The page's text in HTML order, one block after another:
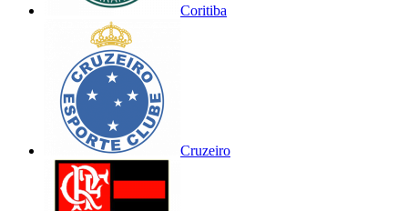
Coritiba
Cruzeiro